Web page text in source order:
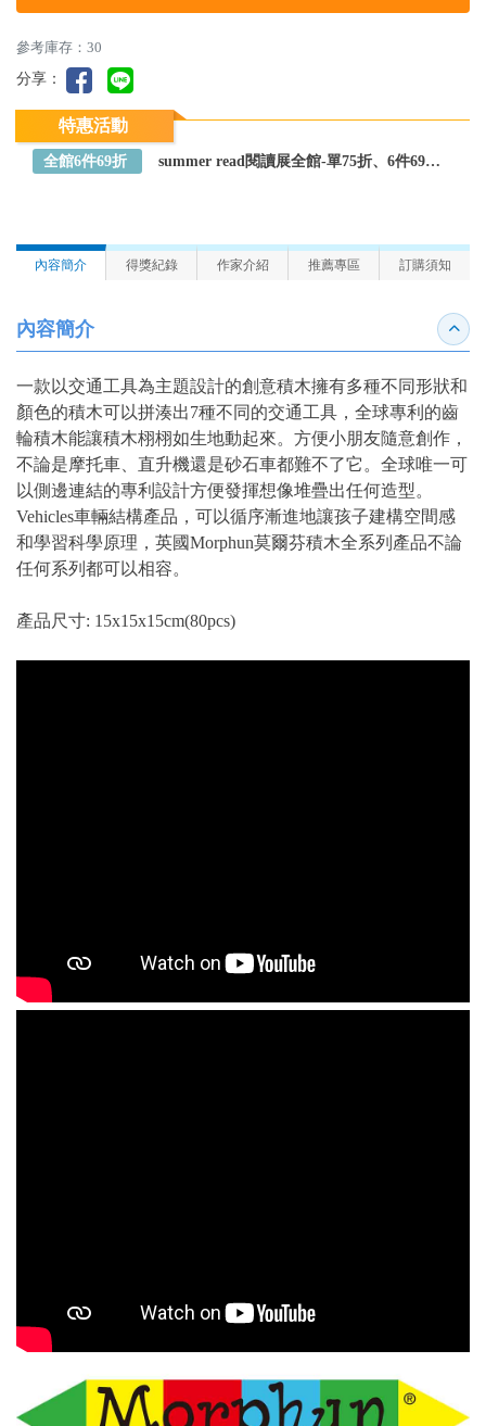
參考庫存：30
分享：
特惠活動
全館6件69折 summer read閱讀展全館-單75折、6件69折～全館任選
內容簡介 得獎紀錄 作家介紹 推薦專區 訂購須知
內容簡介 收合
一款以交通工具為主題設計的創意積木擁有多種不同形狀和
顏色的積木可以拼湊出7種不同的交通工具，全球專利的齒
輪積木能讓積木栩栩如生地動起來。方便小朋友隨意創作，
不論是摩托車、直升機還是砂石車都難不了它。全球唯一可
以側邊連結的專利設計方便發揮想像堆疊出任何造型。
Vehicles車輛結構產品，可以循序漸進地讓孩子建構空間感
和學習科學原理，英國Morphun莫爾芬積木全系列產品不論
任何系列都可以相容。
產品尺寸: 15x15x15cm(80pcs)